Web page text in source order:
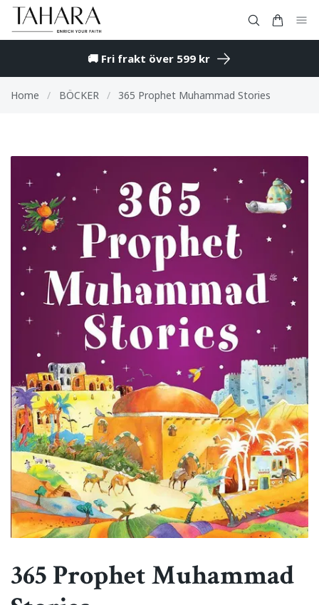
🚚 Fri frakt över 599 kr
Home / BÖCKER / 365 Prophet Muhammad Stories
365 Prophet Muhammad